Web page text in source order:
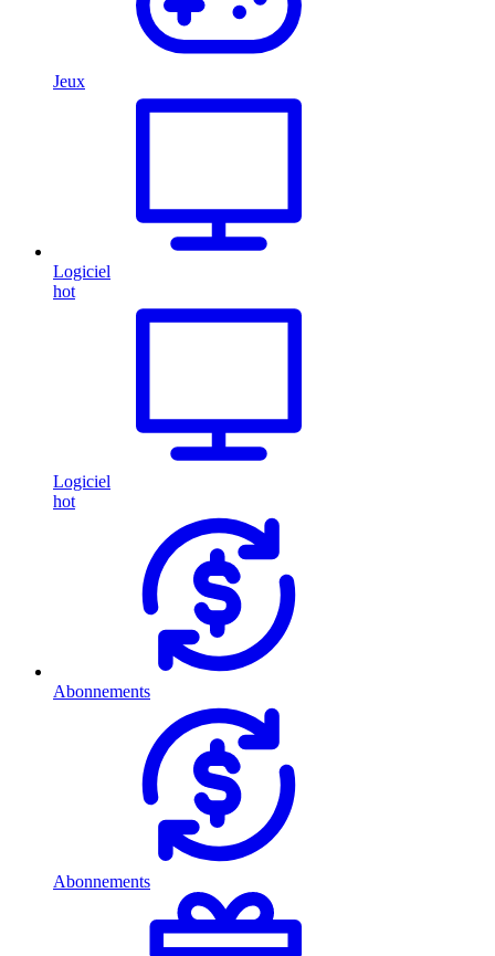
Jeux
Logiciel
hot
Logiciel
hot
Abonnements
Abonnements